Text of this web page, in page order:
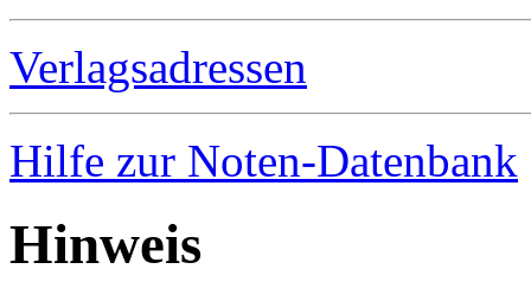
Verlagsadressen
Hilfe zur Noten-Datenbank
Hinweis